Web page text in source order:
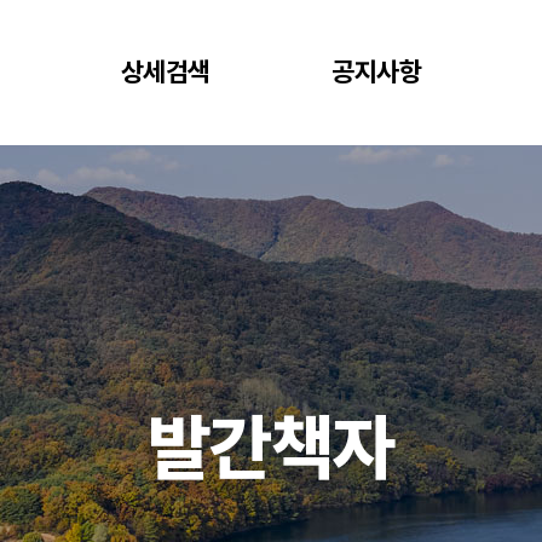
상세검색 공지사항
발간책자